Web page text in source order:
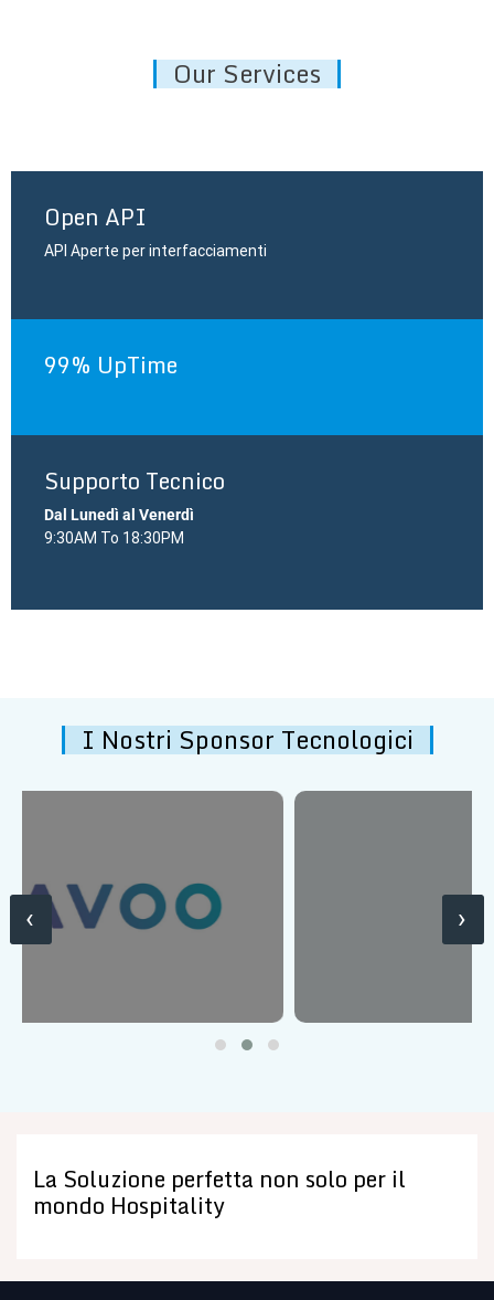
Our Services
Open API
API Aperte per interfacciamenti
99% UpTime
Supporto Tecnico
Dal Lunedì al Venerdì
9:30AM To 18:30PM
I Nostri Sponsor Tecnologici
‹ ›
La Soluzione perfetta non solo per il
mondo Hospitality